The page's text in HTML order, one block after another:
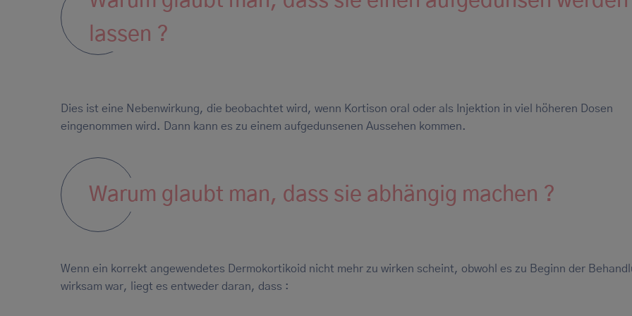
lassen ?
Dies ist eine Nebenwirkung, die beobachtet wird, wenn Kortison oral oder als Injektion in viel höheren Dosen
eingenommen wird. Dann kann es zu einem aufgedunsenen Aussehen kommen.
Warum glaubt man, dass sie abhängig machen ?
Wenn ein korrekt angewendetes Dermokortikoid nicht mehr zu wirken scheint, obwohl es zu Beginn der
wirksam war, liegt es entweder daran, dass :